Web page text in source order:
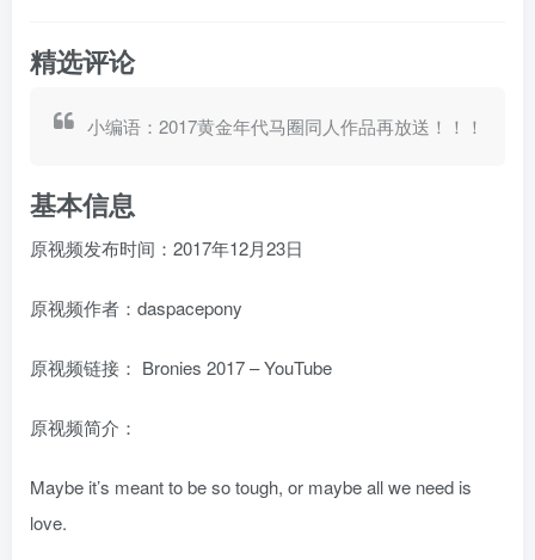
精选评论
小编语：2017黄金年代马圈同人作品再放送！！！
基本信息
原视频发布时间：2017年12月23日
原视频作者：daspacepony
原视频链接： Bronies 2017 – YouTube
原视频简介：
Maybe it’s meant to be so tough, or maybe all we need is
love.